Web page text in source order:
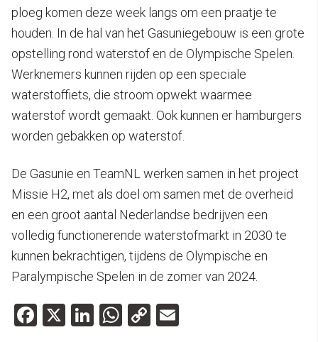
ploeg komen deze week langs om een praatje te
houden. In de hal van het Gasuniegebouw is een grote
opstelling rond waterstof en de Olympische Spelen.
Werknemers kunnen rijden op een speciale
waterstoffiets, die stroom opwekt waarmee
waterstof wordt gemaakt. Ook kunnen er hamburgers
worden gebakken op waterstof.
De Gasunie en TeamNL werken samen in het project
Missie H2, met als doel om samen met de overheid
en een groot aantal Nederlandse bedrijven een
volledig functionerende waterstofmarkt in 2030 te
kunnen bekrachtigen, tijdens de Olympische en
Paralympische Spelen in de zomer van 2024.
Facebook
X LinkedIn
WhatsApp
Copy